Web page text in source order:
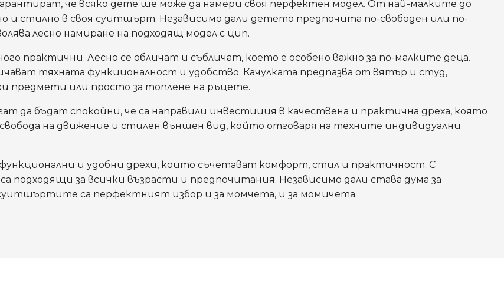
че всяко дете ще може да намери своя перфектен модел. От най-малките до
стилно в своя суитшърт. Независимо дали детето предпочита по-свободен или по-
лесно намиране на подходящ модел с цип.
практични. Лесно се обличат и събличат, което е особено важно за по-малките деца.
тяхната функционалност и удобство. Качулката предпазва от вятър и студ,
предмети или просто за топлене на ръцете.
да бъдат спокойни, че са направили инвестиция в качествена и практична дреха, която
на движение и стилен външен вид, който отговаря на техните индивидуални
и удобни дрехи, които съчетават комфорт, стил и практичност. С
подходящи за всички възрасти и предпочитания. Независимо дали става дума за
са перфектният избор и за момчета, и за момичета.